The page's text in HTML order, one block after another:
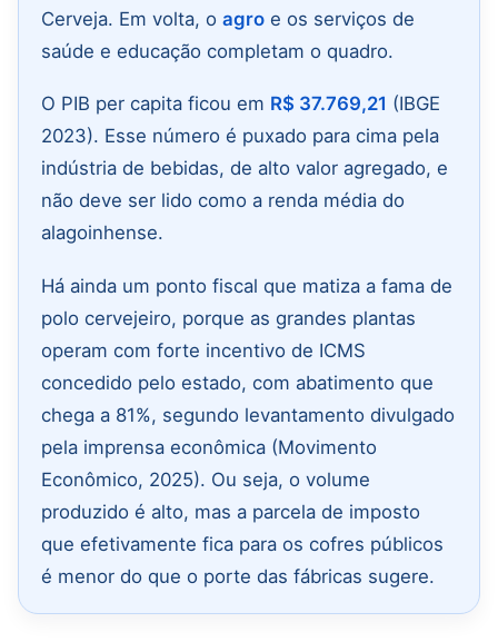
Cerveja. Em volta, o agro e os serviços de
saúde e educação completam o quadro.
O PIB per capita ficou em R$ 37.769,21 (IBGE
2023). Esse número é puxado para cima pela
indústria de bebidas, de alto valor agregado, e
não deve ser lido como a renda média do
alagoinhense.
Há ainda um ponto fiscal que matiza a fama de
polo cervejeiro, porque as grandes plantas
operam com forte incentivo de ICMS
concedido pelo estado, com abatimento que
chega a 81%, segundo levantamento divulgado
pela imprensa econômica (Movimento
Econômico, 2025). Ou seja, o volume
produzido é alto, mas a parcela de imposto
que efetivamente fica para os cofres públicos
é menor do que o porte das fábricas sugere.